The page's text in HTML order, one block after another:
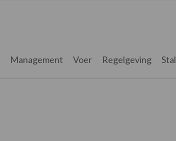
Management Voer Regelgeving Stal